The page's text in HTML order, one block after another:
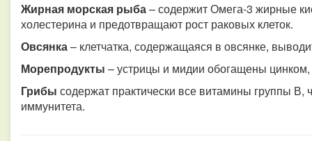
Жирная морская рыба– содержит Омега-3 жирные
холестерина и предотвращают рост раковых клеток.
Овсянка– клетчатка, содержащаяся в овсянке,
Морепродукты – устрицы и мидии обогащены
Грибы содержат практически все витамины группы
иммунитета.